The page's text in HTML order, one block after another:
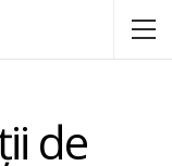
de